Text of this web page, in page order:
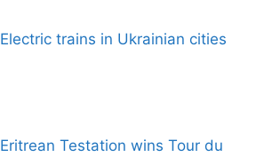
Electric trains in Ukrainian cities
Eritrean Testation wins Tour du